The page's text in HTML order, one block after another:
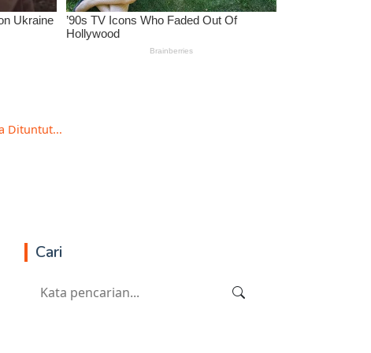
Dituntut...
Cari